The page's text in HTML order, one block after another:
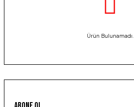
Ürün Bulunamadı.